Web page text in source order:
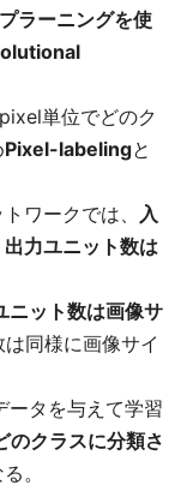
ラーニングを使
単位でどのク
Pixel-labelingと
ワークでは、 入
力ユニット数は
ニット数は画像サ
同様に画像サイ
ータを与えて学習
のクラスに分類さ
。